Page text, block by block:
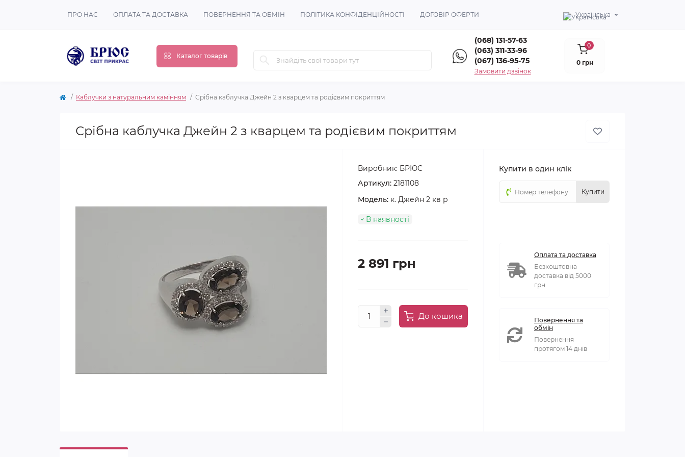
ПРО НАС ОПЛАТА ТА ДОСТАВКА ПОВЕРНЕННЯ ТА ОБМІН ПОЛІТИКА КОНФІДЕНЦІЙНОСТІ ДОГОВІР ОФЕРТИ Українська
Каталог товарів
(068) 131-57-63
(063) 311-33-96
(067) 136-95-75
Замовити дзвінок
0
0 грн
Каблучки з натуральним камінням Срібна каблучка Джейн 2 з кварцем та родієвим покриттям
Срібна каблучка Джейн 2 з кварцем та родієвим покриттям
Виробник: БРЮС
Артикул: 2181108
Модель: к. Джейн 2 кв р
В наявності
2 891 грн
До кошика
Купити в один клік
Купити
Оплата та доставка
Безкоштовна
доставка від 5000
грн
Повернення та
обмін
Повернення
протягом 14 днів